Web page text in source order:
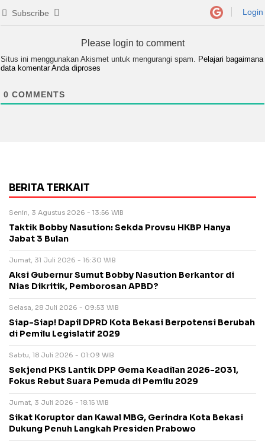
Subscribe Login
Please login to comment
Situs ini menggunakan Akismet untuk mengurangi spam.
Pelajari bagaimana
data komentar Anda diproses
0 COMMENTS
BERITA TERKAIT
Senin, 3 Agustus 2026 - 13:56 WIB
Taktik Bobby Nasution: Sekda Provsu HKBP Hanya
Jabat 3 Bulan
Jumat, 31 Juli 2026 - 16:30 WIB
Aksi Gubernur Sumut Bobby Nasution Berkantor di
Nias Dikritik, Pemborosan APBD?
Selasa, 28 Juli 2026 - 09:53 WIB
Siap-Siap! Dapil DPRD Kota Bekasi Berpotensi Berubah
di Pemilu Legislatif 2029
Sabtu, 18 Juli 2026 - 01:09 WIB
Sekjend PKS Lantik DPP Gema Keadilan 2026-2031,
Fokus Rebut Suara Pemuda di Pemilu 2029
Jumat, 3 Juli 2026 - 18:15 WIB
Sikat Koruptor dan Kawal MBG, Gerindra Kota Bekasi
Dukung Penuh Langkah Presiden Prabowo